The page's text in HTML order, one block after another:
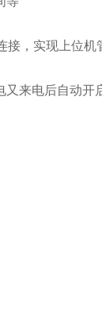
接，实现上位机
来电后自动开